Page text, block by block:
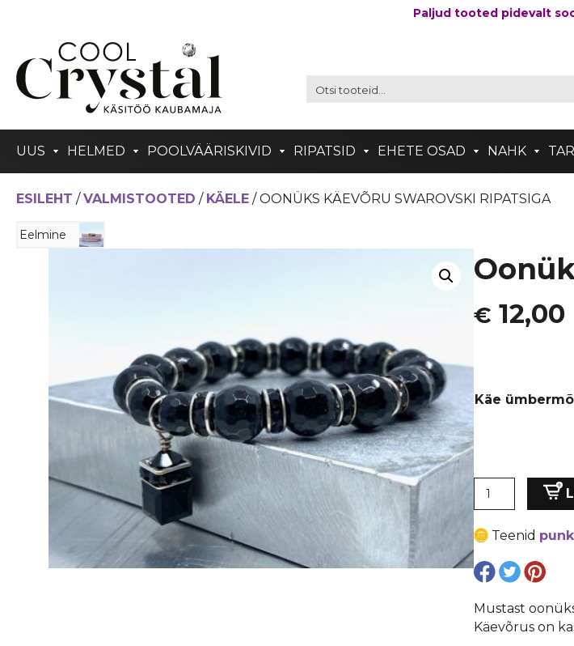
Paljud tooted pidevalt
UUS HELMED POOLVÄÄRISKIVID RIPATSID EHETE OSAD NAHK
ESILEHT /VALMISTOOTED / KÄELE / OONÜKS KÄEVÕRU SWAROVSKI RIPATSIGA
Eelmine
€ 12,00
Käe
Oonüks
ripatsiga
kogus
Teenid
Mustast
Käevõrus on